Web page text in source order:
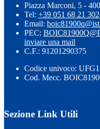
Piazza Marconi, 5 -
Tel: +39 051 68 21 302
Email:
PEC:
inviare una mail
C.F.: 91201290375
Codice univoco:
Cod. Mecc.
Sezione Link Utili